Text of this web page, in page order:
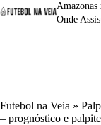
Onde
Futebol na Veia »
– prognóstico e